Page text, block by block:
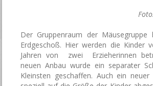
Der Gruppenraum der
Erdgeschoß. Hier werden die
Jahren von zwei Erzieherinnen
neuen Anbau wurde ein separater
Kleinsten geschaffen. Auch ein